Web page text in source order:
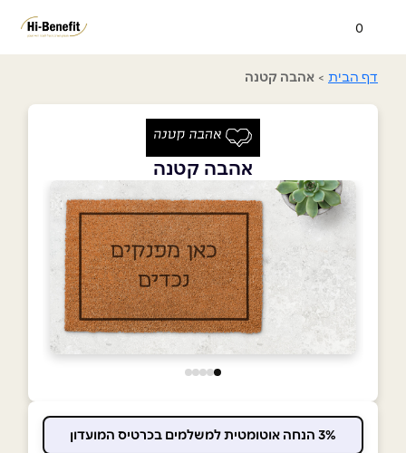
0
דף הבית > אהבה קטנה
אהבה קטנה
3% הנחה אוטומטית למשלמים בכרטיס המועדון